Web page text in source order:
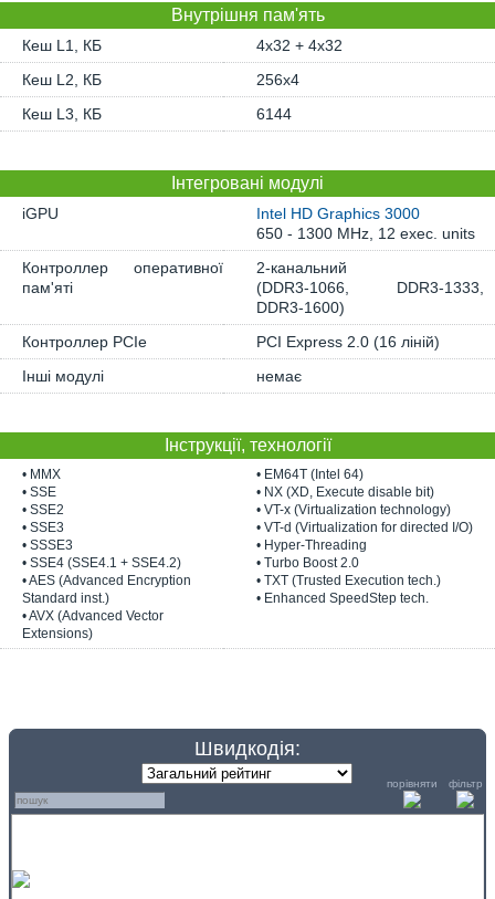
Внутрішня пам'ять
Кеш L1, КБ
4x32 + 4x32
Кеш L2, КБ
256x4
Кеш L3, КБ
6144
Інтегровані модулі
iGPU
Intel HD Graphics 3000
650 - 1300 MHz, 12 exec. units
Контроллер оперативної
пам'яті
2-канальний
(DDR3-1066, DDR3-1333,
DDR3-1600)
Контроллер PCIe
PCI Express 2.0 (16 ліній)
Інші модулі
немає
Інструкції, технології
• MMX
• SSE
• SSE2
• SSE3
• SSSE3
• SSE4 (SSE4.1 + SSE4.2)
• AES (Advanced Encryption
Standard inst.)
• AVX (Advanced Vector
Extensions)
• EM64T (Intel 64)
• NX (XD, Execute disable bit)
• VT-x (Virtualization technology)
• VT-d (Virtualization for directed I/O)
• Hyper-Threading
• Turbo Boost 2.0
• TXT (Trusted Execution tech.)
• Enhanced SpeedStep tech.
Швидкодія:
порівняти фільтр